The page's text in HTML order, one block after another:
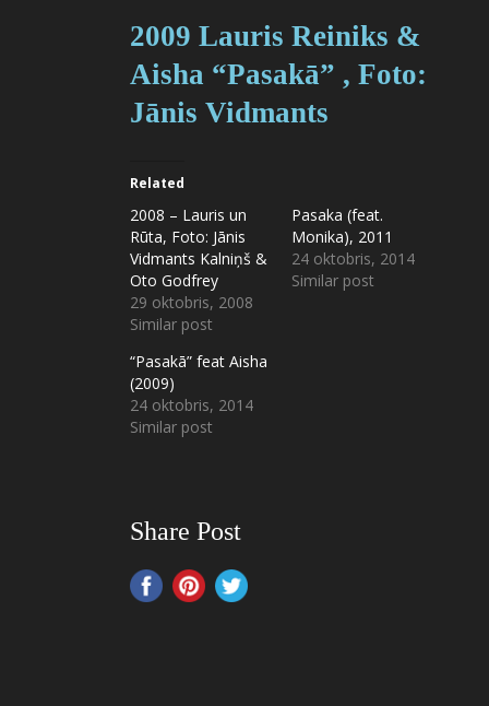
2009 Lauris Reiniks &
Aisha “Pasakā” , Foto:
Jānis Vidmants
Related
2008 – Lauris un
Rūta, Foto: Jānis
Vidmants Kalniņš &
Oto Godfrey
29 oktobris, 2008
Similar post
Pasaka (feat.
Monika), 2011
24 oktobris, 2014
Similar post
“Pasakā” feat Aisha
(2009)
24 oktobris, 2014
Similar post
Share Post